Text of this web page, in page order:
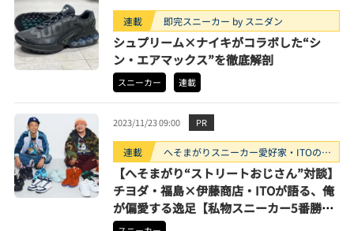
連載 即完スニーカー by スニダン
シュプリーム×ナイキがコラボした“シ
ン・エアマックス”を徹底解剖
スニーカー 連載
2023/11/23 09:00 PR
連載
へそまがりスニーカー愛好家・ITOのス
ニーカー探訪「逸足触発」
【へそまがり“ストリートおじさん”対談】
チヨダ・福島×伊藤商店・ITOが語る、俺
が偏愛する逸足【私物スニーカー5番勝
負】